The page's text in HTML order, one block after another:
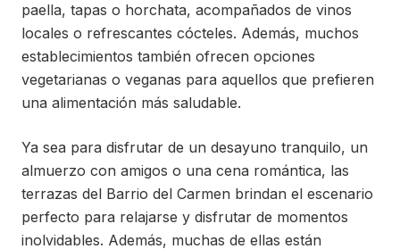
paella, tapas o horchata, acompañados de vinos
locales o refrescantes cócteles. Además, muchos
establecimientos también ofrecen opciones
vegetarianas o veganas para aquellos que prefieren
una alimentación más saludable.
Ya sea para disfrutar de un desayuno tranquilo, un
almuerzo con amigos o una cena romántica, las
terrazas del Barrio del Carmen brindan el escenario
perfecto para relajarse y disfrutar de momentos
inolvidables. Además, muchas de ellas están